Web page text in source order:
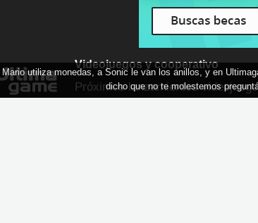
Videojuegos y cooperativo
Próximos lanzamientos
Mario utiliza monedas, a Sonic le van los anillos, y en
dicho que no te molestemos